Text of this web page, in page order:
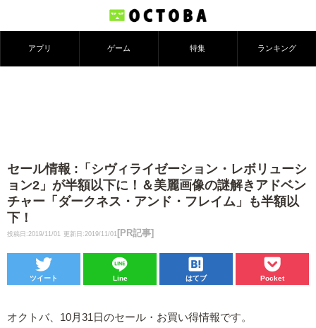
アプリ ゲーム 特集 ランキング
セール情報 :「シヴィライゼーション・レボリューシ
ョン2」が半額以下に！＆美麗画像の謎解きアドベン
チャー「ダークネス・アンド・フレイム」も半額以
下！
投稿日:2019/11/01 更新日:2019/11/01 [PR記事]
ツイート Line はてブ Pocket
オクトバ、10月31日のセール・お買い得情報です。